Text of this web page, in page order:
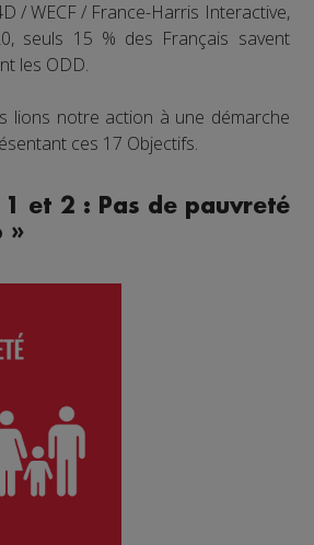
/ WECF / France-Harris Interactive,
seuls 15 % des Français savent
les ODD.
lions notre action à une démarche
ces 17 Objectifs.
1 et 2 : Pas de pauvreté
»